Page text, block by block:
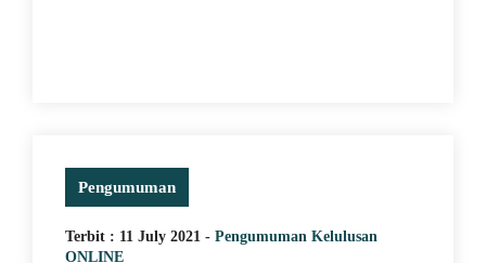
Pengumuman
Terbit : 11 July 2021 - Pengumuman Kelulusan
ONLINE